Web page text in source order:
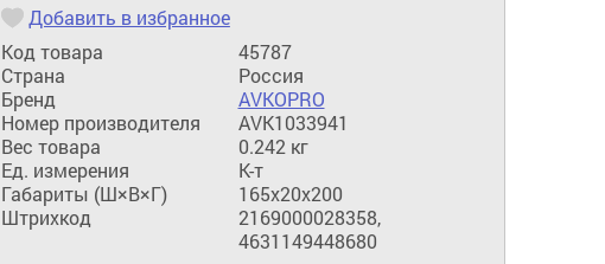
Добавить в избранное
Код товара
45787
Страна
Россия
Бренд
AVKOPRO
Номер производителя
AVK1033941
Вес товара
0.242 кг
Ед. измерения
К-т
Габариты (Ш×В×Г)
165x20x200
Штрихкод
2169000028358,
4631149448680